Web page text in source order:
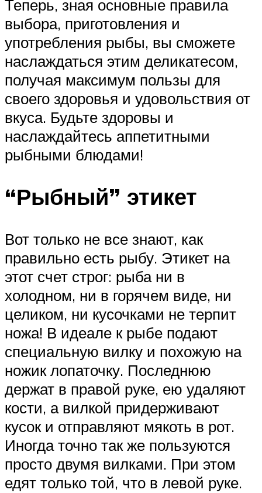
Теперь, зная основные правила
выбора, приготовления и
употребления рыбы, вы сможете
наслаждаться этим деликатесом,
получая максимум пользы для
своего здоровья и удовольствия от
вкуса. Будьте здоровы и
наслаждайтесь аппетитными
рыбными блюдами!
“Рыбный” этикет
Вот только не все знают, как
правильно есть рыбу. Этикет на
этот счет строг: рыба ни в
холодном, ни в горячем виде, ни
целиком, ни кусочками не терпит
ножа! В идеале к рыбе подают
специальную вилку и похожую на
ножик лопаточку. Последнюю
держат в правой руке, ею удаляют
кости, а вилкой придерживают
кусок и отправляют мякоть в рот.
Иногда точно так же пользуются
просто двумя вилками. При этом
едят только той, что в левой руке.